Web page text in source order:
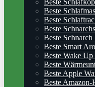
Beste
Beste
Beste
Beste
Beste Schnarch
Beste Smart
Beste Wake
Beste
Beste Apple
Beste